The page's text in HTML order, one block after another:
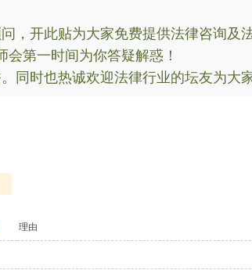
开此贴为大家免费提供法律咨询及
会第一时间为你答疑解惑！
时也热诚欢迎法律行业的坛友为大家
理由